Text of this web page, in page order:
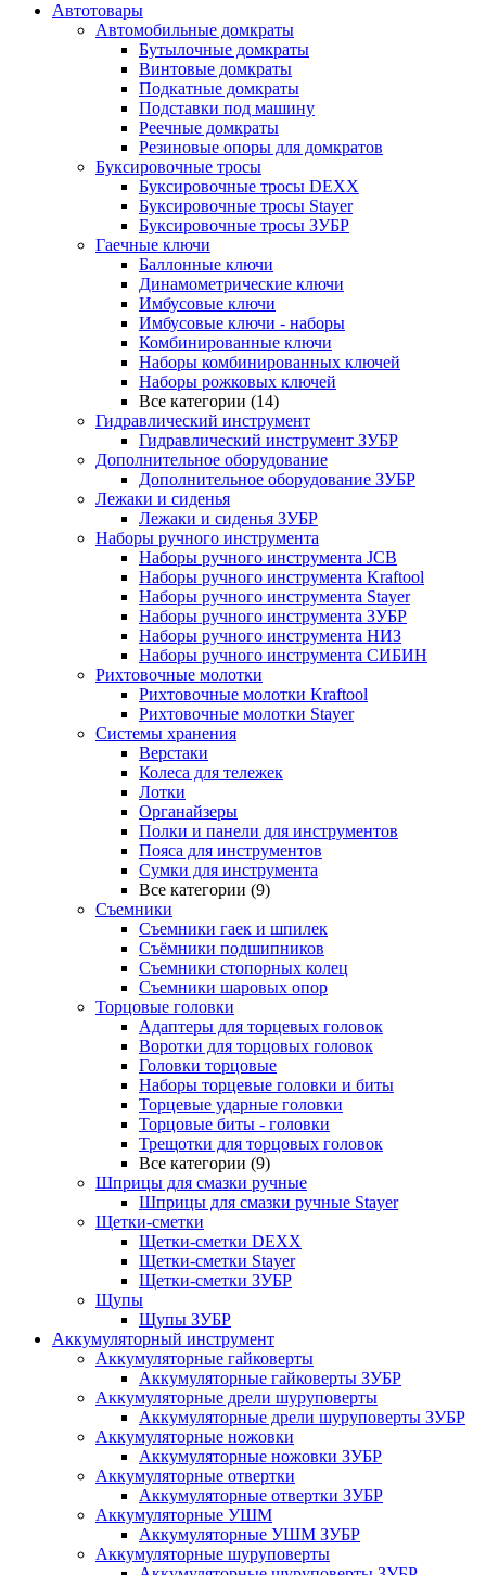
Автотовары
Автомобильные домкраты
Бутылочные домкраты
Винтовые домкраты
Подкатные домкраты
Подставки под машину
Реечные домкраты
Резиновые опоры для домкратов
Буксировочные тросы
Буксировочные тросы DEXX
Буксировочные тросы Stayer
Буксировочные тросы ЗУБР
Гаечные ключи
Баллонные ключи
Динамометрические ключи
Имбусовые ключи
Имбусовые ключи - наборы
Комбинированные ключи
Наборы комбинированных ключей
Наборы рожковых ключей
Все категории (14)
Гидравлический инструмент
Гидравлический инструмент ЗУБР
Дополнительное оборудование
Дополнительное оборудование ЗУБР
Лежаки и сиденья
Лежаки и сиденья ЗУБР
Наборы ручного инструмента
Наборы ручного инструмента JCB
Наборы ручного инструмента Kraftool
Наборы ручного инструмента Stayer
Наборы ручного инструмента ЗУБР
Наборы ручного инструмента НИЗ
Наборы ручного инструмента СИБИН
Рихтовочные молотки
Рихтовочные молотки Kraftool
Рихтовочные молотки Stayer
Системы хранения
Верстаки
Колеса для тележек
Лотки
Органайзеры
Полки и панели для инструментов
Пояса для инструментов
Сумки для инструмента
Все категории (9)
Съемники
Съемники гаек и шпилек
Съёмники подшипников
Съемники стопорных колец
Съемники шаровых опор
Торцовые головки
Адаптеры для торцевых головок
Воротки для торцовых головок
Головки торцовые
Наборы торцевые головки и биты
Торцевые ударные головки
Торцовые биты - головки
Трещотки для торцовых головок
Все категории (9)
Шприцы для смазки ручные
Шприцы для смазки ручные Stayer
Щетки-сметки
Щетки-сметки DEXX
Щетки-сметки Stayer
Щетки-сметки ЗУБР
Щупы
Щупы ЗУБР
Аккумуляторный инструмент
Аккумуляторные гайковерты
Аккумуляторные гайковерты ЗУБР
Аккумуляторные дрели шуруповерты
Аккумуляторные дрели шуруповерты ЗУБР
Аккумуляторные ножовки
Аккумуляторные ножовки ЗУБР
Аккумуляторные отвертки
Аккумуляторные отвертки ЗУБР
Аккумуляторные УШМ
Аккумуляторные УШМ ЗУБР
Аккумуляторные шуруповерты